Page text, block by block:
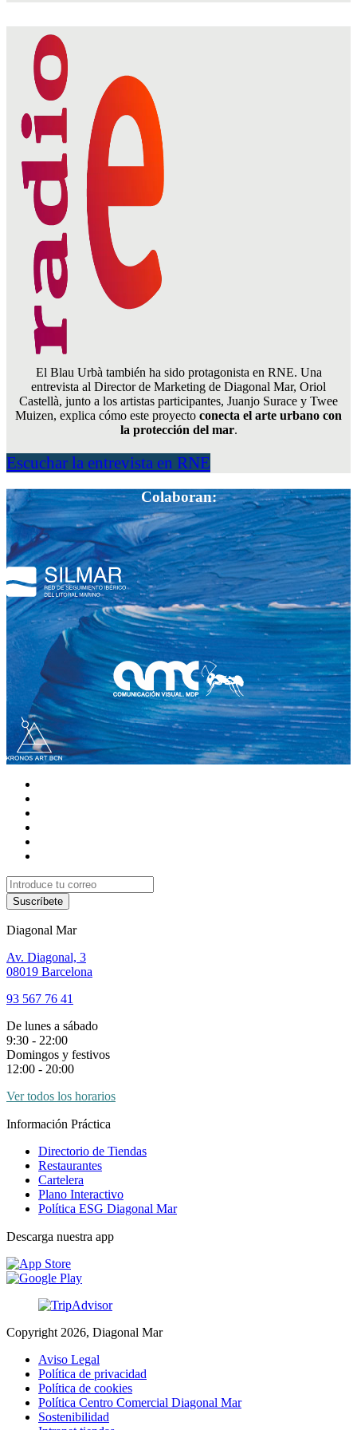
El Blau Urbà también ha sido protagonista en RNE. Una
entrevista al Director de Marketing de Diagonal Mar, Oriol
Castellà, junto a los artistas participantes, Juanjo Surace y Twee
Muizen, explica cómo este proyecto conecta el arte urbano con
la protección del mar.
Escuchar la entrevista en RNE
Colaboran:
Suscríbete
Diagonal Mar
Av. Diagonal, 3
08019 Barcelona
93 567 76 41
De lunes a sábado
9:30 - 22:00
Domingos y festivos
12:00 - 20:00
Ver todos los horarios
Información Práctica
Directorio de Tiendas
Restaurantes
Cartelera
Plano Interactivo
Política ESG Diagonal Mar
Descarga nuestra app
Copyright 2026, Diagonal Mar
Aviso Legal
Política de privacidad
Política de cookies
Política Centro Comercial Diagonal Mar
Sostenibilidad